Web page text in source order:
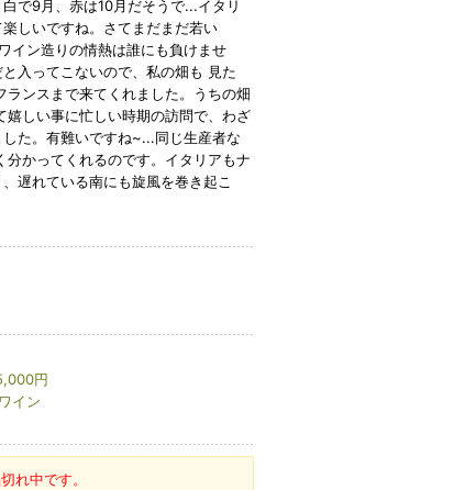
で9月、赤は10月だそうで...イタリ
しいですね。さてまだまだ若い
イン造りの情熱は誰にも負けませ
入ってこないので、私の畑も 見た
ンスまで来てくれました。うちの畑
しい事に忙しい時期の訪問で、わざ
た。有難いですね~...同じ生産者な
かってくれるのです。イタリアもナ
遅れている南にも旋風を巻き起こ
円
イン
れ中です。